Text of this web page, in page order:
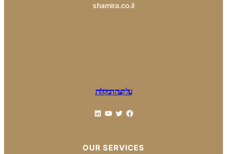
shamira.co.il
על קצה המקלות
Facebook
Twitter
YouTube
LinkedIn
OUR SERVICES